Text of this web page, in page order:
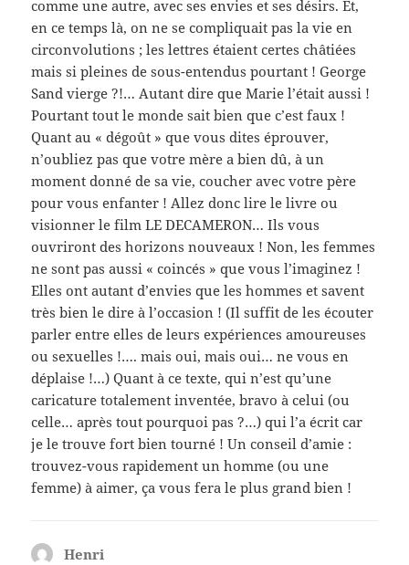
comme une autre, avec ses envies et ses désirs. Et,
en ce temps là, on ne se compliquait pas la vie en
circonvolutions ; les lettres étaient certes châtiées
mais si pleines de sous-entendus pourtant ! George
Sand vierge ?!… Autant dire que Marie l’était aussi !
Pourtant tout le monde sait bien que c’est faux !
Quant au « dégoût » que vous dites éprouver,
n’oubliez pas que votre mère a bien dû, à un
moment donné de sa vie, coucher avec votre père
pour vous enfanter ! Allez donc lire le livre ou
visionner le film LE DECAMERON… Ils vous
ouvriront des horizons nouveaux ! Non, les femmes
ne sont pas aussi « coincés » que vous l’imaginez !
Elles ont autant d’envies que les hommes et savent
très bien le dire à l’occasion ! (Il suffit de les écouter
parler entre elles de leurs expériences amoureuses
ou sexuelles !…. mais oui, mais oui… ne vous en
déplaise !…) Quant à ce texte, qui n’est qu’une
caricature totalement inventée, bravo à celui (ou
celle… après tout pourquoi pas ?…) qui l’a écrit car
je le trouve fort bien tourné ! Un conseil d’amie :
trouvez-vous rapidement un homme (ou une
femme) à aimer, ça vous fera le plus grand bien !
Henri